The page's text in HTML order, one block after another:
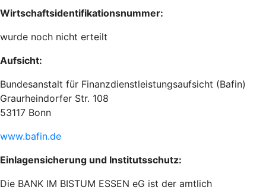
Wirtschaftsidentifikationsnummer:
wurde noch nicht erteilt
Aufsicht:
Bundesanstalt für Finanzdienstleistungsaufsicht (Bafin)
Graurheindorfer Str. 108
53117 Bonn
www.bafin.de
Einlagensicherung und Institutsschutz:
Die BANK IM BISTUM ESSEN eG ist der amtlich